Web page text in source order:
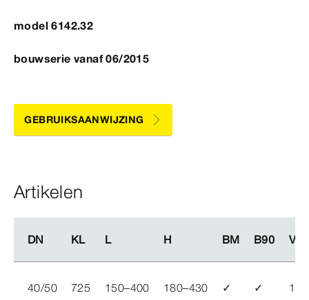
model 6142.32
bouwserie vanaf 06/2015
GEBRUIKSAANWIJZING
Artikelen
DN KL L H BM B90 VE
DN KL L H BM B90 VE
40/50 725 150–400 180–430 ✓ ✓ 10